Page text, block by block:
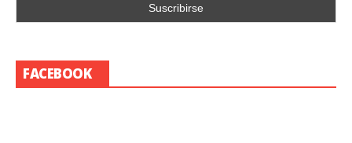
FACEBOOK